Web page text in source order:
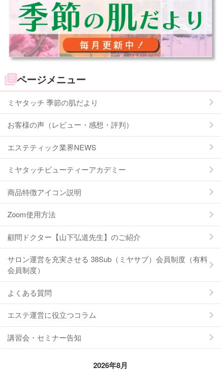
ページメニュー
ミヤタッチ 季節の肌だより
お客様の声（レビュー・感想・評判）
エステティック業界NEWS
ミヤタッチビューティーアカデミー
商品特徴アイコン説明
Zoom使用方法
顧問ドクター【山下弘道先生】のご紹介
サロン運営を充実させる 38Sub（ミヤサブ）会員制度（有料
会員制度）
よくある質問
エステ運営に役立つコラム
講習会・セミナー告知
2026年8月